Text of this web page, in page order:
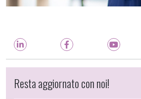
Resta aggiornato con noi!